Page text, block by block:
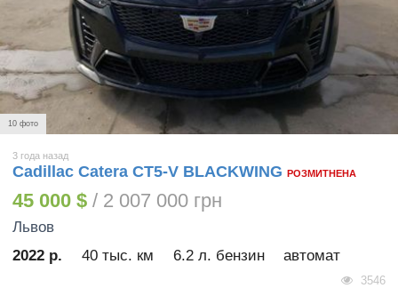
10 фото
3 года назад
Cadillac Catera CT5-V BLACKWING РОЗМИТНЕНА
45 000 $ / 2 007 000 грн
Львов
2022 р.
40 тыс. км 6.2 л. бензин автомат
3546